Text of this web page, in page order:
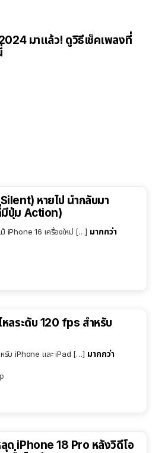
มาแล้ว! ดูวิธีเช็คเพลงที่
หายไป นำกลับมา
มีปุ่ม Action)
iPhone 16 เครื่องใหม่ […] มากกว่า
ลระดับ 120 fps สำหรับ
หรับ iPhone และ iPad […] มากกว่า
ด iPhone 18 Pro หลังวิดีโอ